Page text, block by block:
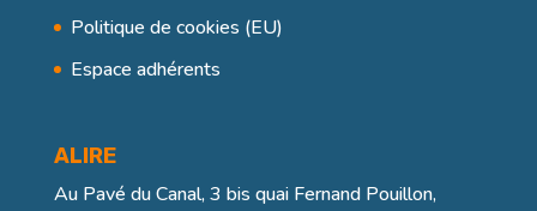
Politique de cookies (EU)
Espace adhérents
ALIRE
Au Pavé du Canal, 3 bis quai Fernand Pouillon,